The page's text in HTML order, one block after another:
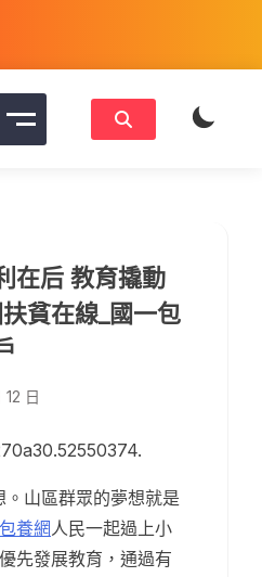
在后 教育撬動
貧在線_國一包
日
山區群眾的夢想就是
包養網人民一起過上小
先發展教育，通過有